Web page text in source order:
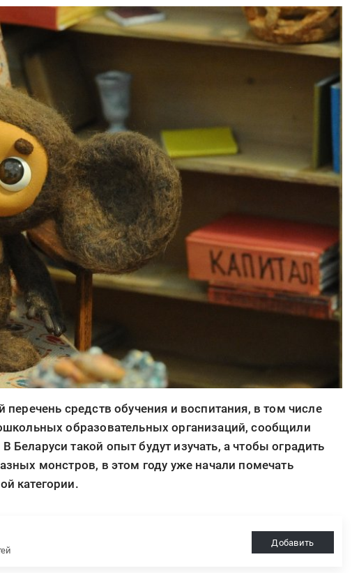
перечень средств обучения и воспитания, в том числе
образовательных организаций, сообщили
такой опыт будут изучать, а чтобы оградить
монстров, в этом году уже начали помечать
категории.
Добавить